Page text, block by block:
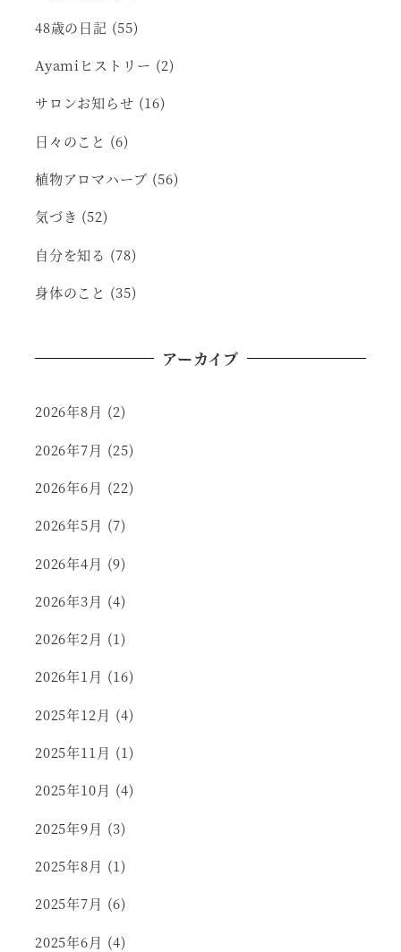
48歳の日記 (55)
Ayamiヒストリー (2)
サロンお知らせ (16)
日々のこと (6)
植物アロマハーブ (56)
気づき (52)
自分を知る (78)
身体のこと (35)
アーカイブ
2026年8月 (2)
2026年7月 (25)
2026年6月 (22)
2026年5月 (7)
2026年4月 (9)
2026年3月 (4)
2026年2月 (1)
2026年1月 (16)
2025年12月 (4)
2025年11月 (1)
2025年10月 (4)
2025年9月 (3)
2025年8月 (1)
2025年7月 (6)
2025年6月 (4)